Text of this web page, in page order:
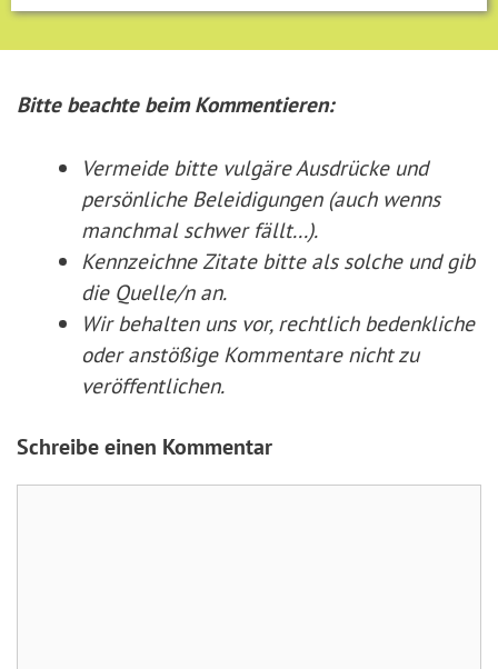
Bitte beachte beim Kommentieren:
Vermeide bitte vulgäre Ausdrücke und
persönliche Beleidigungen (auch wenns
manchmal schwer fällt...).
Kennzeichne Zitate bitte als solche und gib
die Quelle/n an.
Wir behalten uns vor, rechtlich bedenkliche
oder anstößige Kommentare nicht zu
veröffentlichen.
Schreibe einen Kommentar